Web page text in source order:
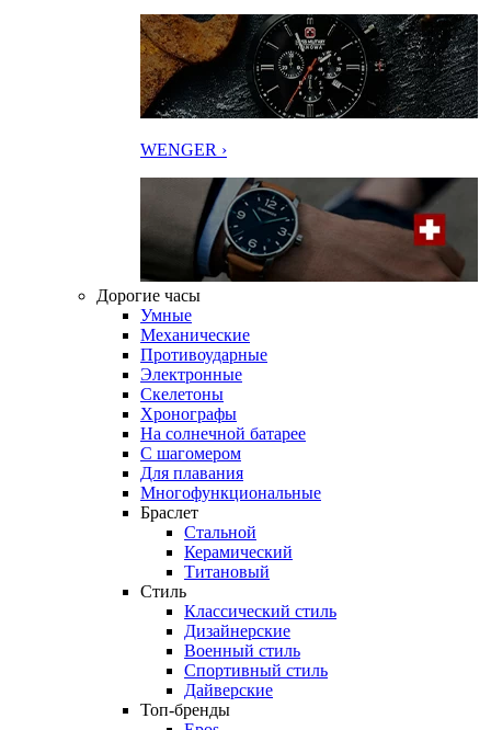
WENGER ›
Дорогие часы
Умные
Механические
Противоударные
Электронные
Скелетоны
Хронографы
На солнечной батарее
С шагомером
Для плавания
Многофункциональные
Браслет
Стальной
Керамический
Титановый
Стиль
Классический стиль
Дизайнерские
Военный стиль
Спортивный стиль
Дайверские
Топ-бренды